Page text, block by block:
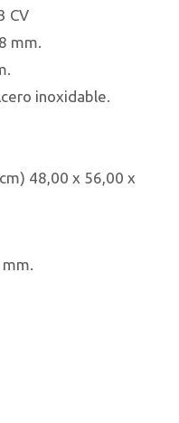
CV
mm.
inoxidable.
48,00 x 56,00 x